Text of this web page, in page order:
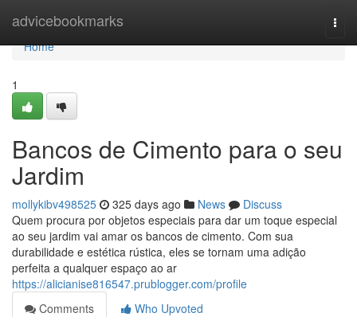
advicebookmarks
Home
Home
1
Bancos de Cimento para o seu
Jardim
mollykibv498525 325 days ago News
Discuss
Quem procura por objetos especiais para dar um toque especial
ao seu jardim vai amar os bancos de cimento. Com sua
durabilidade e estética rústica, eles se tornam uma adição
perfeita a qualquer espaço ao ar
https://alicianise816547.prublogger.com/profile
Comments
Who Upvoted